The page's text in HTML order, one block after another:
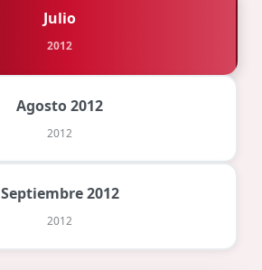
Julio
2012
Agosto 2012
2012
Septiembre 2012
2012